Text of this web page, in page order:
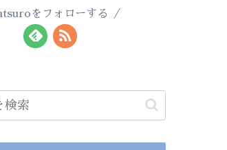
をフォローする